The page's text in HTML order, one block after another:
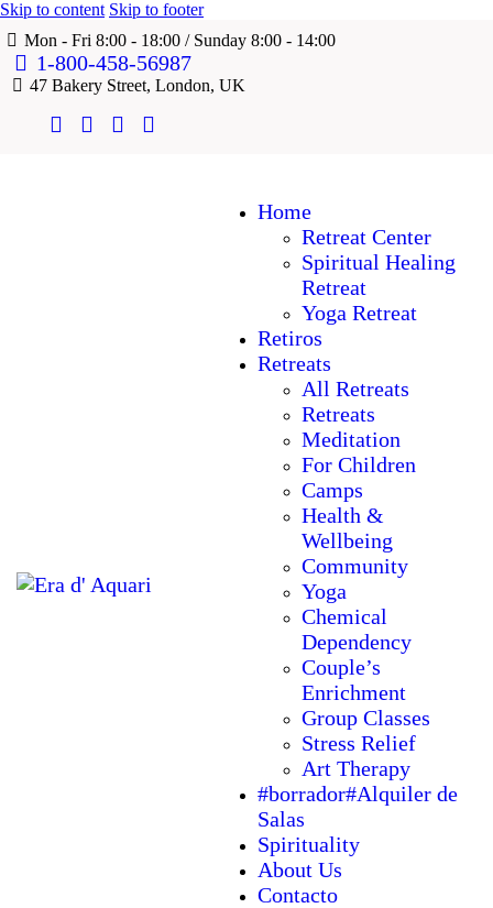
Skip to content Skip to footer
Mon - Fri 8:00 - 18:00 / Sunday 8:00 - 14:00
1-800-458-56987
47 Bakery Street, London, UK
Home
Retreat Center
Spiritual Healing
Retreat
Yoga Retreat
Retiros
Retreats
All Retreats
Retreats
Meditation
For Children
Camps
Health &
Wellbeing
Community
Yoga
Chemical
Dependency
Couple’s
Enrichment
Group Classes
Stress Relief
Art Therapy
#borrador#Alquiler de
Salas
Spirituality
About Us
Contacto